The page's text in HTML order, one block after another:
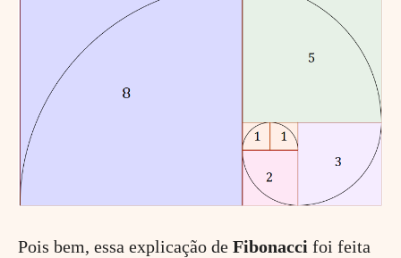
Pois bem, essa explicação de Fibonacci foi feita